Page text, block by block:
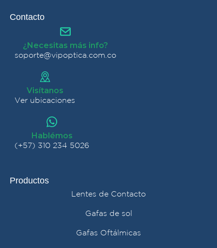
Contacto
¿Necesitas más info?
soporte@vipoptica.com.co
Visítanos
Ver ubicaciones
Hablémos
(+57) 310 234 5026
Productos
Lentes de Contacto
Gafas de sol
Gafas Oftálmicas